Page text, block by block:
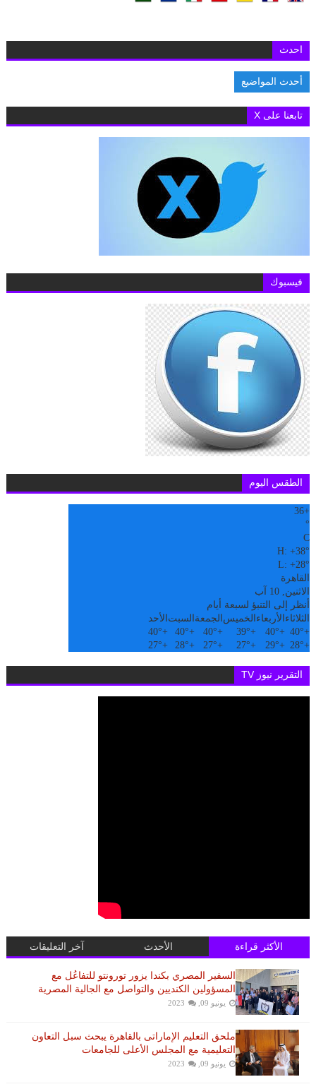
احدث
أحدث المواضيع
تابعنا على X
فيسبوك
الطقس اليوم
+
36
°
C
H:+38°
L:+28°
القاهرة
الاثنين, 10 آب
أنظر إلى التنبؤ لسبعة أيام
الثلاثاء الأربعاء الخميس الجمعة السبت الأحد
+
40°
+
40°
+
39°
+
40°
+
40°
+
40°
+
28°
+
29°
+
27°
+
27°
+
28°
+
27°
التقرير نيوز TV
الأكثر قراءة الأحدث آخر التعليقات
السفير المصري بكندا يزور تورونتو للتفاعُل مع
المسؤولين الكنديين والتواصل مع الجالية المصرية
يونيو 09, 2023
ملحق التعليم الإماراتى بالقاهرة يبحث سبل التعاون
التعليمية مع المجلس الأعلى للجامعات
يونيو 09, 2023